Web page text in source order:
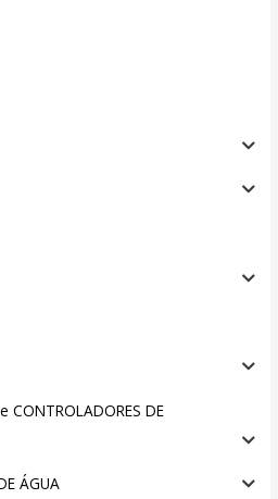
CONTROLADORES DE
ÁGUA